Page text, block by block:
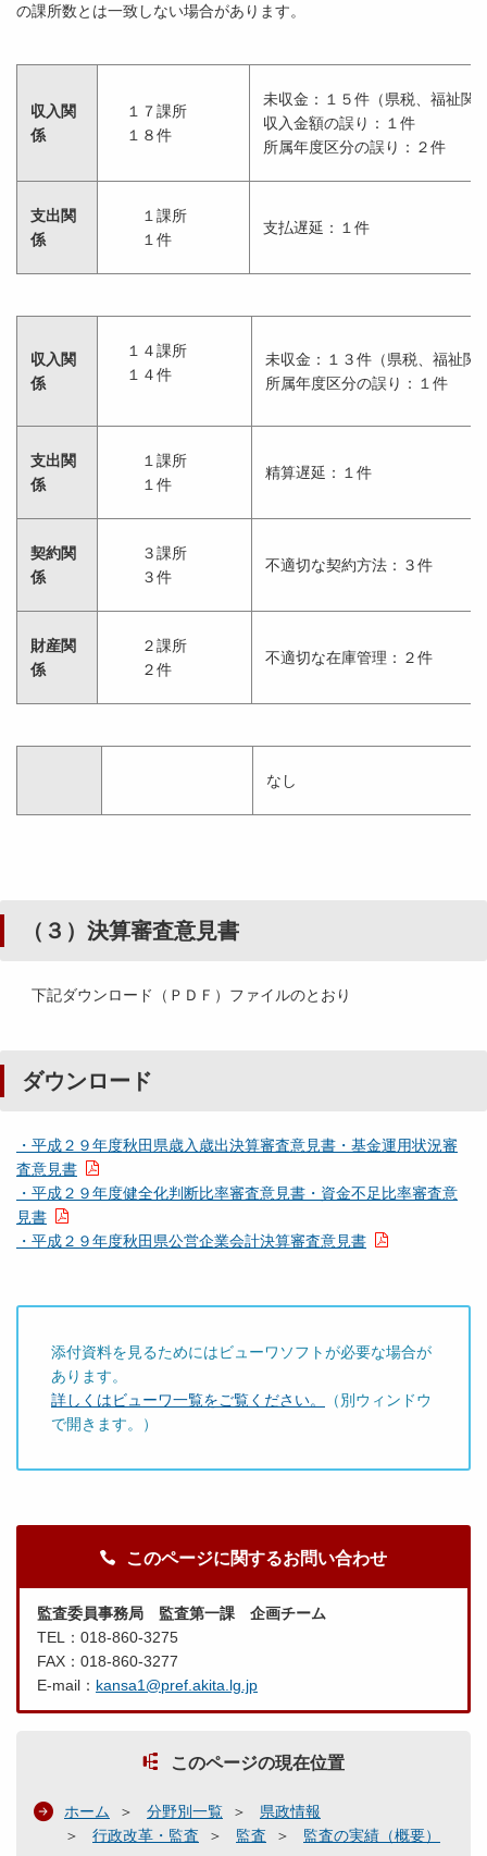
の課所数とは一致しない場合があります。
収入関
係
１７課所
１８件
未収金：１５件（県税、福祉関
収入金額の誤り：１件
所属年度区分の誤り：２件
支出関
係
１課所
１件
支払遅延：１件
収入関
係
１４課所
１４件
未収金：１３件（県税、福祉関
所属年度区分の誤り：１件
支出関
係
１課所
１件
精算遅延：１件
契約関
係
３課所
３件
不適切な契約方法：３件
財産関
係
２課所
２件
不適切な在庫管理：２件
なし
（３）決算審査意見書
下記ダウンロード（ＰＤＦ）ファイルのとおり
ダウンロード
・平成２９年度秋田県歳入歳出決算審査意見書・基金運用状況審
査意見書
・平成２９年度健全化判断比率審査意見書・資金不足比率審査意
見書
・平成２９年度秋田県公営企業会計決算審査意見書
添付資料を見るためにはビューワソフトが必要な場合が
あります。
詳しくはビューワ一覧をご覧ください。
（別ウィンドウ
で開きます。）
このページに関するお問い合わせ
監査委員事務局 監査第一課 企画チーム
TEL：018-860-3275
FAX：018-860-3277
E-mail： kansa1@pref.akita.lg.jp
このページの現在位置
ホーム 分野別一覧
県政情報
行政改革・監査
監査 監査の実績（概要）